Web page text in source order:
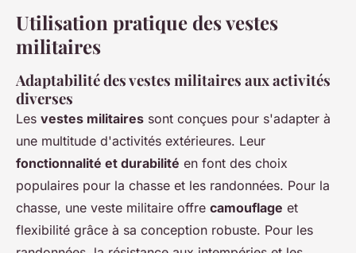
Utilisation pratique des vestes
militaires
Adaptabilité des vestes militaires aux activités
diverses
Les vestes militaires sont conçues pour s'adapter à
une multitude d'activités extérieures. Leur
fonctionnalité et durabilité en font des choix
populaires pour la chasse et les randonnées. Pour la
chasse, une veste militaire offre camouflage et
flexibilité grâce à sa conception robuste. Pour les